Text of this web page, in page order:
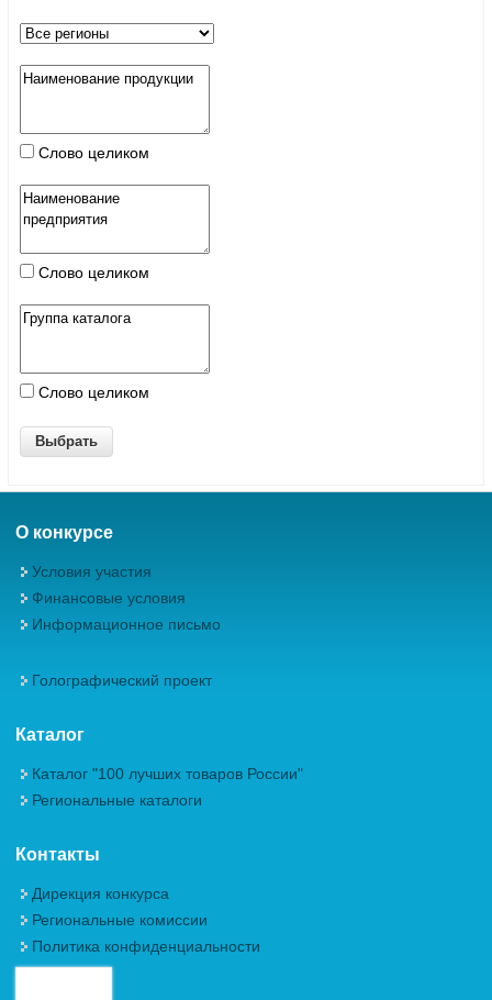
Слово целиком
Слово целиком
Слово целиком
О конкурсе
Условия участия
Финансовые условия
Информационное письмо
Голографический проект
Каталог
Каталог "100 лучших товаров России"
Региональные каталоги
Контакты
Дирекция конкурса
Региональные комиссии
Политика конфиденциальности